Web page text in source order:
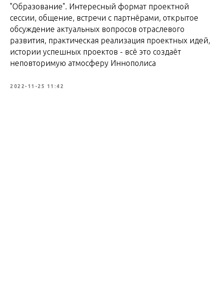
"Образование". Интересный формат проектной
сессии, общение, встречи с партнёрами, открытое
обсуждение актуальных вопросов отраслевого
развития, практическая реализация проектных идей,
истории успешных проектов - всё это создаёт
неповторимую атмосферу Иннополиса
2022-11-25 11:42